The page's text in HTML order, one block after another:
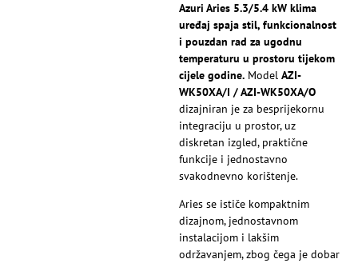
Azuri Aries 5.3/5.4 kW klima
uređaj spaja stil, funkcionalnost
i pouzdan rad za ugodnu
temperaturu u prostoru tijekom
cijele godine. Model AZI-
WK50XA/I / AZI-WK50XA/O
dizajniran je za besprijekornu
integraciju u prostor, uz
diskretan izgled, praktične
funkcije i jednostavno
svakodnevno korištenje.
Aries se ističe kompaktnim
dizajnom, jednostavnom
instalacijom i lakšim
održavanjem, zbog čega je dobar